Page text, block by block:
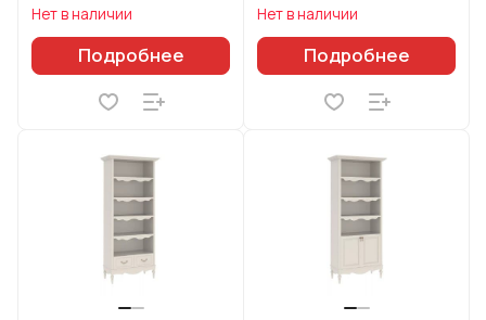
Нет в наличии
Подробнее
Нет в наличии
Подробнее